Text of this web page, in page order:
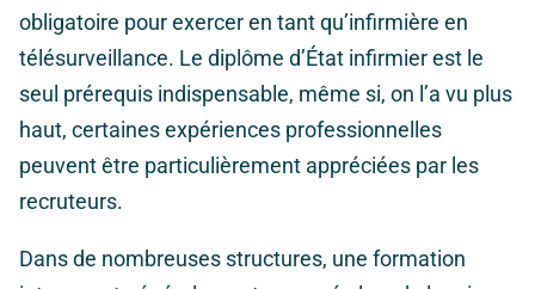
obligatoire pour exercer en tant qu’infirmière en
télésurveillance. Le diplôme d’État infirmier est le
seul prérequis indispensable, même si, on l’a vu plus
haut, certaines expériences professionnelles
peuvent être particulièrement appréciées par les
recruteurs.
Dans de nombreuses structures, une formation